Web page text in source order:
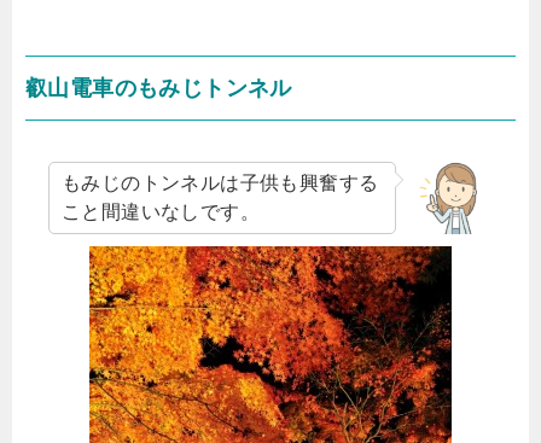
叡山電車のもみじトンネル
もみじのトンネルは子供も興奮する
こと間違いなしです。